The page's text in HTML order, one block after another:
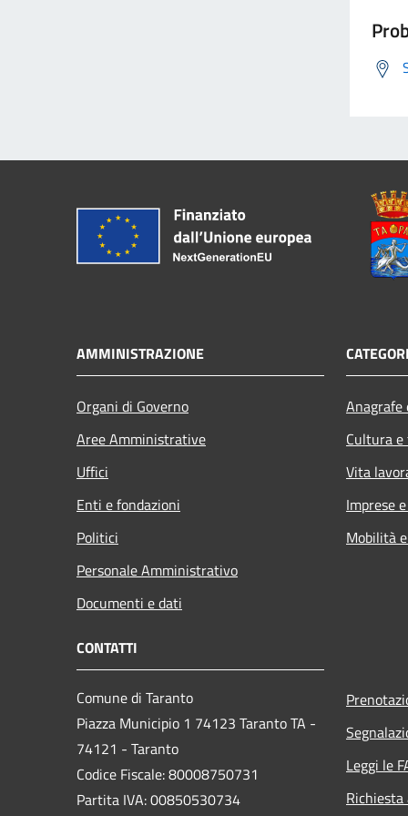
AMMINISTRAZIONE
Organi di Governo
Aree Amministrative
Uffici
Enti e fondazioni
Politici
Personale Amministrativo
Documenti e dati
Cultura
Vita
Imprese
Mobilità
CONTATTI
Comune di Taranto
Piazza Municipio 1 74123 Taranto TA -
74121 - Taranto
Codice Fiscale: 80008750731
Partita IVA: 00850530734
Leggi le